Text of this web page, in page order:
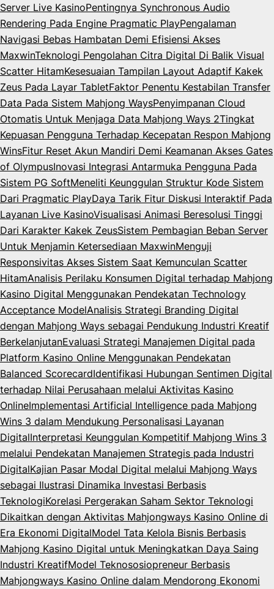
Server Live KasinoPentingnya Synchronous Audio
Rendering Pada Engine Pragmatic PlayPengalaman
Navigasi Bebas Hambatan Demi Efisiensi Akses
MaxwinTeknologi Pengolahan Citra Digital Di Balik Visual
Scatter HitamKesesuaian Tampilan Layout Adaptif Kakek
Zeus Pada Layar TabletFaktor Penentu Kestabilan Transfer
Data Pada Sistem Mahjong WaysPenyimpanan Cloud
Otomatis Untuk Menjaga Data Mahjong Ways 2Tingkat
Kepuasan Pengguna Terhadap Kecepatan Respon Mahjong
WinsFitur Reset Akun Mandiri Demi Keamanan Akses Gates
of OlympusInovasi Integrasi Antarmuka Pengguna Pada
Sistem PG SoftMeneliti Keunggulan Struktur Kode Sistem
Dari Pragmatic PlayDaya Tarik Fitur Diskusi Interaktif Pada
Layanan Live KasinoVisualisasi Animasi Beresolusi Tinggi
Dari Karakter Kakek ZeusSistem Pembagian Beban Server
Untuk Menjamin Ketersediaan MaxwinMenguji
Responsivitas Akses Sistem Saat Kemunculan Scatter
HitamAnalisis Perilaku Konsumen Digital terhadap Mahjong
Kasino Digital Menggunakan Pendekatan Technology
Acceptance ModelAnalisis Strategi Branding Digital
dengan Mahjong Ways sebagai Pendukung Industri Kreatif
BerkelanjutanEvaluasi Strategi Manajemen Digital pada
Platform Kasino Online Menggunakan Pendekatan
Balanced ScorecardIdentifikasi Hubungan Sentimen Digital
terhadap Nilai Perusahaan melalui Aktivitas Kasino
OnlineImplementasi Artificial Intelligence pada Mahjong
Wins 3 dalam Mendukung Personalisasi Layanan
DigitalInterpretasi Keunggulan Kompetitif Mahjong Wins 3
melalui Pendekatan Manajemen Strategis pada Industri
DigitalKajian Pasar Modal Digital melalui Mahjong Ways
sebagai Ilustrasi Dinamika Investasi Berbasis
TeknologiKorelasi Pergerakan Saham Sektor Teknologi
Dikaitkan dengan Aktivitas Mahjongways Kasino Online di
Era Ekonomi DigitalModel Tata Kelola Bisnis Berbasis
Mahjong Kasino Digital untuk Meningkatkan Daya Saing
Industri KreatifModel Teknososiopreneur Berbasis
Mahjongways Kasino Online dalam Mendorong Ekonomi